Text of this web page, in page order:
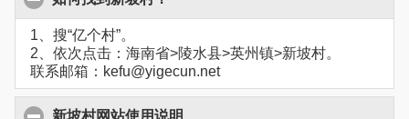
1、搜“亿个村”。
2、依次点击：海南省>陵水县>英州镇>新坡村。
联系邮箱：kefu@yigecun.net